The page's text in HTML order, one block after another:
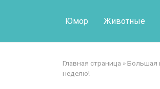
Юмор Животные
Главная страница »Большая
неделю!